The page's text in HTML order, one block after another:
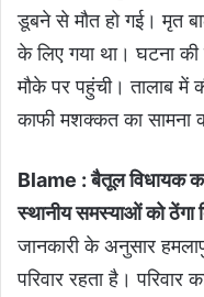
डूबने से मौत हो गई। मृत
के लिए गया था। घटना
मौके पर पहुंची। तालाब
काफी मशक्कत का सामना
Blame : बैतूल विधायक
स्थानीय समस्याओं को ठेंगा
जानकारी के अनुसार
परिवार रहता है।